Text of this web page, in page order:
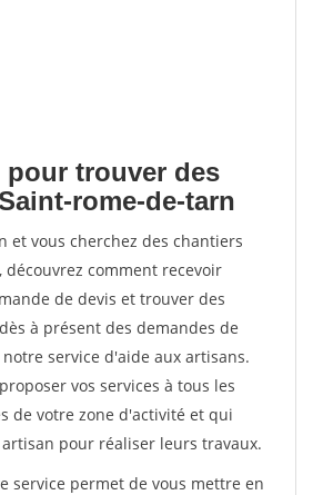
trouver des
rome-de-tarn
et vous cherchez des chantiers
comment recevoir
de devis et trouver des
à présent des demandes de
service d'aide aux artisans.
vos services à tous les
de votre zone d'activité et qui
pour réaliser leurs travaux.
service permet de vous mettre en